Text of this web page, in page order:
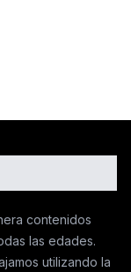
contenidos
las edades.
utilizando la